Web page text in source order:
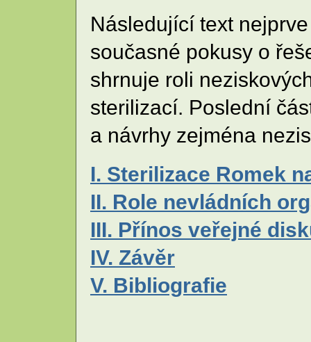
Následující text
současné pokusy o
shrnuje roli
sterilizací. Poslední
a návrhy zejména
I. Sterilizace Romek
II. Role nevládních
III. Přínos veřejné
IV. Závěr
V. Bibliografie